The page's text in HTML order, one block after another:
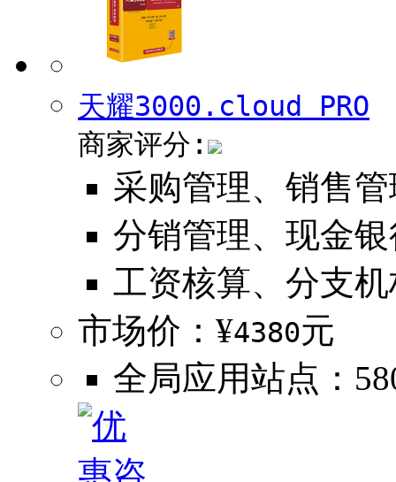
天耀3000 .cloud PRO
商家评分:
采购管理、销售
分销管理、现金
工资核算、分支
市场价：¥4380元
全局应用站点：